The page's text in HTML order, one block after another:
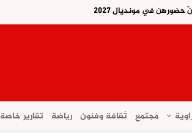
في مونديال 2027
مجتمع ثقافة وفنون رياضة تقارير خاصة